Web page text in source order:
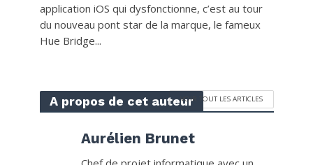
application iOS qui dysfonctionne, c’est au tour
du nouveau pont star de la marque, le fameux
Hue Bridge...
A propos de cet auteurVOIR TOUT LES ARTICLES
Aurélien Brunet